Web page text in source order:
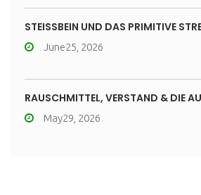
STEISSBEIN UND DAS PRIMITIVE
June25, 2026
RAUSCHMITTEL, VERSTAND & DIE
May29, 2026